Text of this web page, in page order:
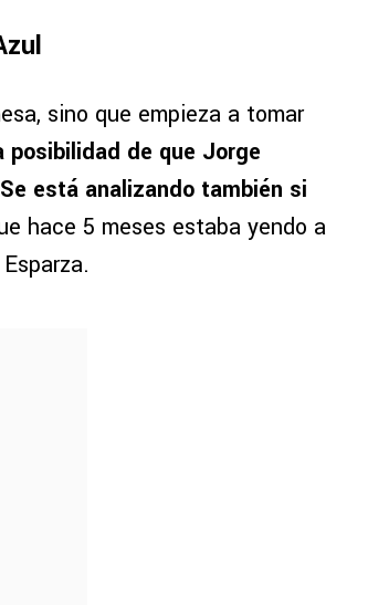
sino que empieza a tomar
posibilidad de que Jorge
Se está analizando también si
hace 5 meses estaba yendo a